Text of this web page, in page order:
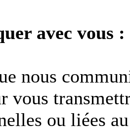
avec vous :
nous
vous
ou liées